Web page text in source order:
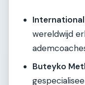
wereldwijd
Buteyko